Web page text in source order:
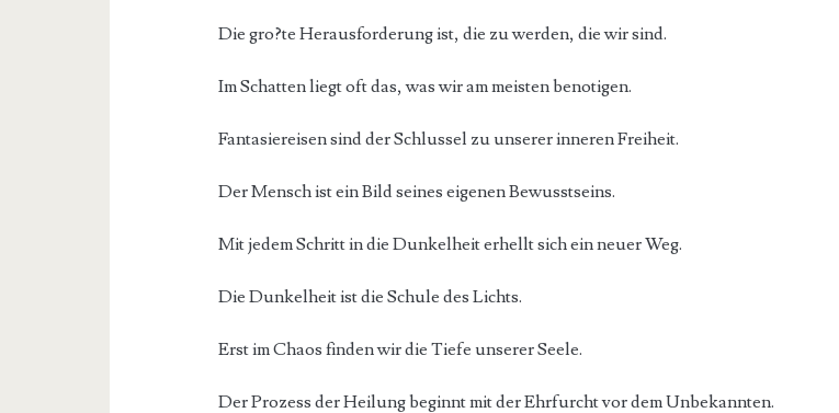
Die gro?te Herausforderung ist, die zu werden, die wir sind.
Im Schatten liegt oft das, was wir am meisten benotigen.
Fantasiereisen sind der Schlussel zu unserer inneren Freiheit.
Der Mensch ist ein Bild seines eigenen Bewusstseins.
Mit jedem Schritt in die Dunkelheit erhellt sich ein neuer Weg.
Die Dunkelheit ist die Schule des Lichts.
Erst im Chaos finden wir die Tiefe unserer Seele.
Der Prozess der Heilung beginnt mit der Ehrfurcht vor dem Unbekannten.